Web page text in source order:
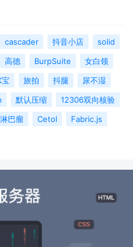
cascader 抖音小店
solid
高德 BurpSuite
女白领
宝 旅拍 抖腿
尿不湿
默认压缩
12306双向核验
淋巴瘤 Cetol
Fabric.js